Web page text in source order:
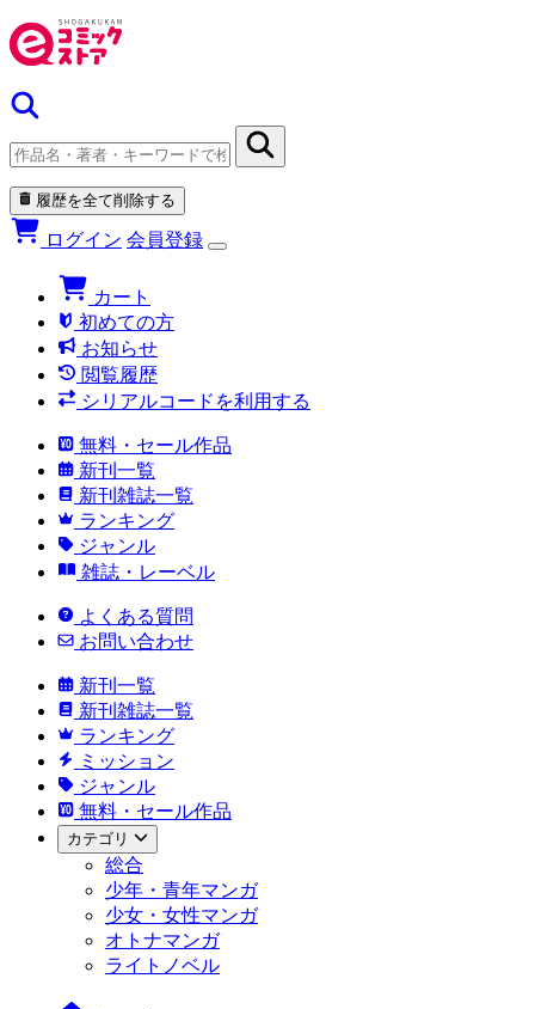
履歴を全て削除する
ログイン 会員登録
カート
初めての方
お知らせ
閲覧履歴
シリアルコードを利用する
無料・セール作品
新刊一覧
新刊雑誌一覧
ランキング
ジャンル
雑誌・レーベル
よくある質問
お問い合わせ
新刊一覧
新刊雑誌一覧
ランキング
ミッション
ジャンル
無料・セール作品
カテゴリ
総合
少年・青年マンガ
少女・女性マンガ
オトナマンガ
ライトノベル